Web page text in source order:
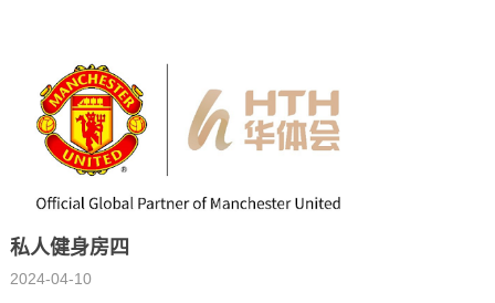
私人健身房四
2024-04-10